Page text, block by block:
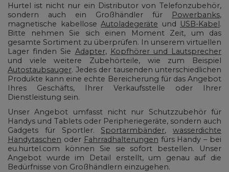
Hurtel ist nicht nur ein Distributor von Telefonzubehör,
sondern auch ein Großhändler für
Powerbanks,
magnetische kabellose Autoladegeräte und USB-Kabel.
Bitte nehmen Sie sich einen Moment Zeit, um das
gesamte Sortiment zu überprüfen. In unserem virtuellen
Lager finden Sie Adapter, Kopfhörer und Lautsprecher
und viele weitere Zubehörteile, wie zum Beispiel
Autostaubsauger. Jedes der tausenden unterschiedlichen
Produkte kann eine echte Bereicherung für das Angebot
Ihres Geschäfts, Ihrer Verkaufsstelle oder Ihrer
Dienstleistung sein.
Unser Angebot umfasst nicht nur Schutzzubehör für
Handys und Tablets oder Peripheriegeräte, sondern auch
Gadgets für Sportler. Sportarmbänder, wasserdichte
Handytaschen oder Fahrradhalterungen fürs Handy – bei
eu.hurtel.com können Sie sie sofort bestellen. Unser
Angebot wurde im Detail erstellt, um genau auf die
Bedürfnisse von Großhändlern einzugehen.